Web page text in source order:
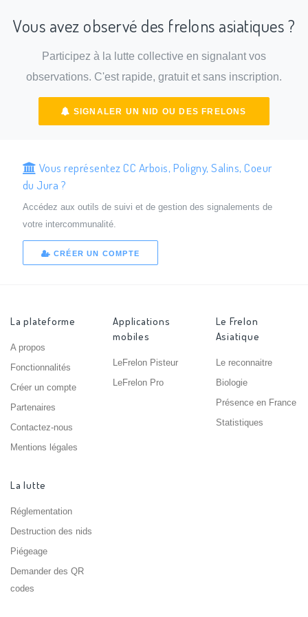
Vous avez observé des frelons asiatiques ?
Participez à la lutte collective en signalant vos
observations. C'est rapide, gratuit et sans inscription.
SIGNALER UN NID OU DES FRELONS
Vous représentez CC Arbois, Poligny, Salins, Coeur
du Jura ?
Accédez aux outils de suivi et de gestion des signalements de
votre intercommunalité.
CRÉER UN COMPTE
La plateforme
A propos
Fonctionnalités
Créer un compte
Partenaires
Contactez-nous
Mentions légales
Applications
mobiles
LeFrelon Pisteur
LeFrelon Pro
Le Frelon
Asiatique
Le reconnaitre
Biologie
Présence en France
Statistiques
La lutte
Réglementation
Destruction des nids
Piégeage
Demander des QR
codes